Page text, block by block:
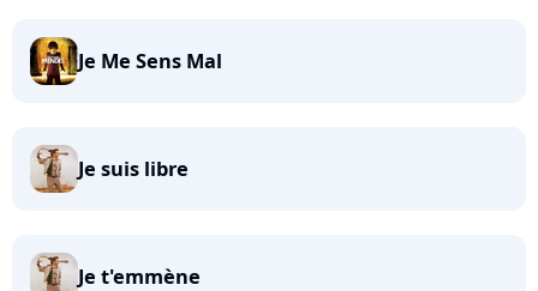
Je Me Sens Mal
Je suis libre
Je t'emmène